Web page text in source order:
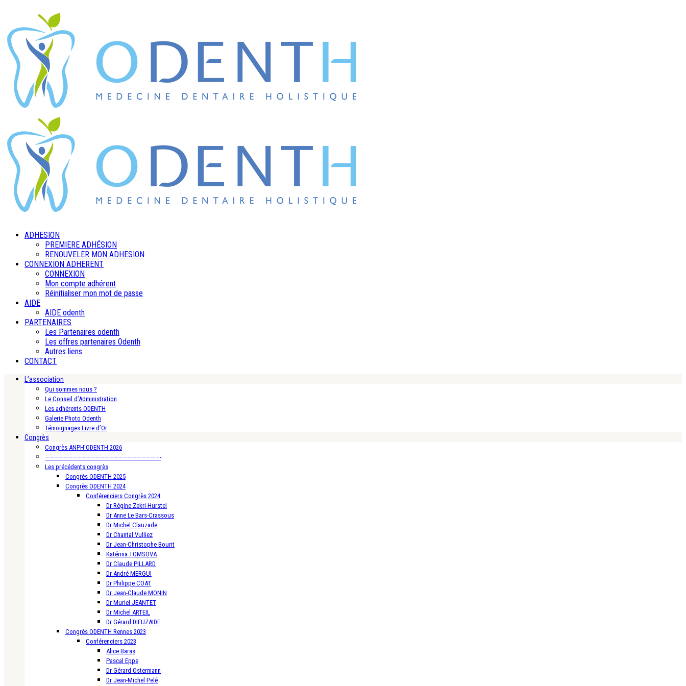
ADHESION
PREMIERE ADHÉSION
RENOUVELER MON ADHESION
CONNEXION ADHERENT
CONNEXION
Mon compte adhérent
Réinitialiser mon mot de passe
AIDE
AIDE odenth
PARTENAIRES
Les Partenaires odenth
Les offres partenaires Odenth
Autres liens
CONTACT
L’association
Qui sommes nous ?
Le Conseil d’Administration
Les adhérents ODENTH
Galerie Photo Odenth
Témoignages Livre d’Or
Congrès
Congrès ANPH’ODENTH 2026
—————————————————————————-
Les précédents congrès
Congrès ODENTH 2025
Congrès ODENTH 2024
Conférenciers Congrès 2024
Dr Régine Zekri-Hurstel
Dr Anne Le Bars-Crassous
Dr Michel Clauzade
Dr Chantal Vulliez
Dr Jean-Christophe Bourit
Katérina TOMSOVA
Dr Claude PILLARD
Dr André MERGUI
Dr Philippe COAT
Dr Jean-Claude MONIN
Dr Muriel JEANTET
Dr Michel ARTEIL
Dr Gérard DIEUZAIDE
Congrès ODENTH Rennes 2023
Conférenciers 2023
Alice Baras
Pascal Eppe
Dr Gérard Ostermann
Dr Jean-Michel Pelé